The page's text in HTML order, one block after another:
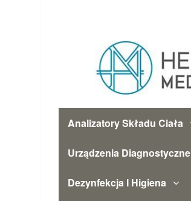
Analizatory Składu Ciała
Urządzenia Diagnostyczne
Dezynfekcja I Higiena